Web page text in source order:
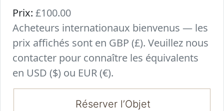
Prix: £100.00
Acheteurs internationaux bienvenus — les
prix affichés sont en GBP (£). Veuillez nous
contacter pour connaître les équivalents
en USD ($) ou EUR (€).
Réserver l’Objet